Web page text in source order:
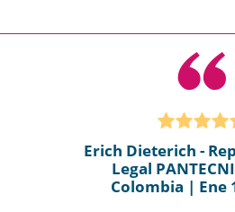
Erich Dieterich -
Legal
Colombia | Ene